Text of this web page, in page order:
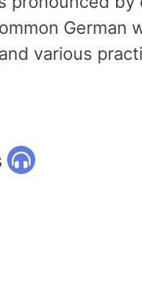
German
various